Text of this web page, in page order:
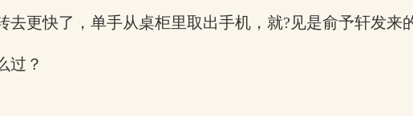
去更快了，单手从桌柜里取出手机，就?见是俞予轩发来
过？